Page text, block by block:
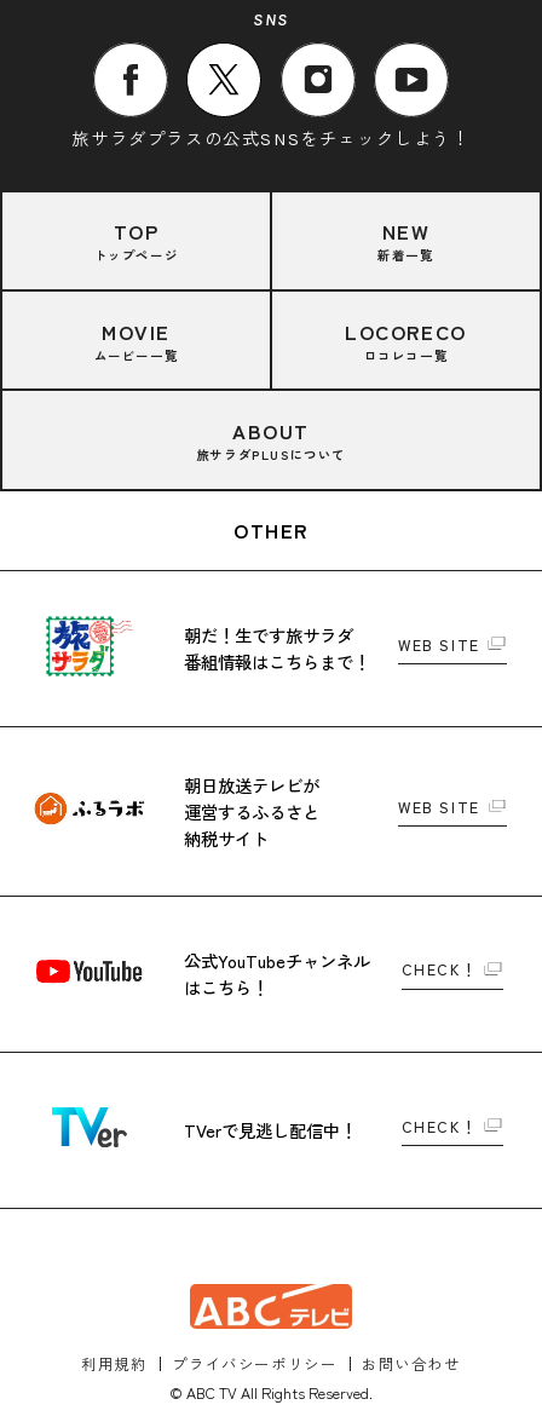
SNS
旅サラダプラスの公式SNSをチェックしよう！
TOP
トップページ
NEW
新着一覧
MOVIE
ムービー一覧
LOCORECO
ロコレコ一覧
ABOUT
旅サラダPLUSについて
OTHER
朝だ！生です旅サラダ
番組情報はこちらまで！
WEB SITE
朝日放送テレビが
運営するふるさと
納税サイト
WEB SITE
公式YouTubeチャンネル
はこちら！
CHECK！
TVerで見逃し配信中！ CHECK！
利用規約 プライバシーポリシー
お問い合わせ
© ABC TV All Rights Reserved.